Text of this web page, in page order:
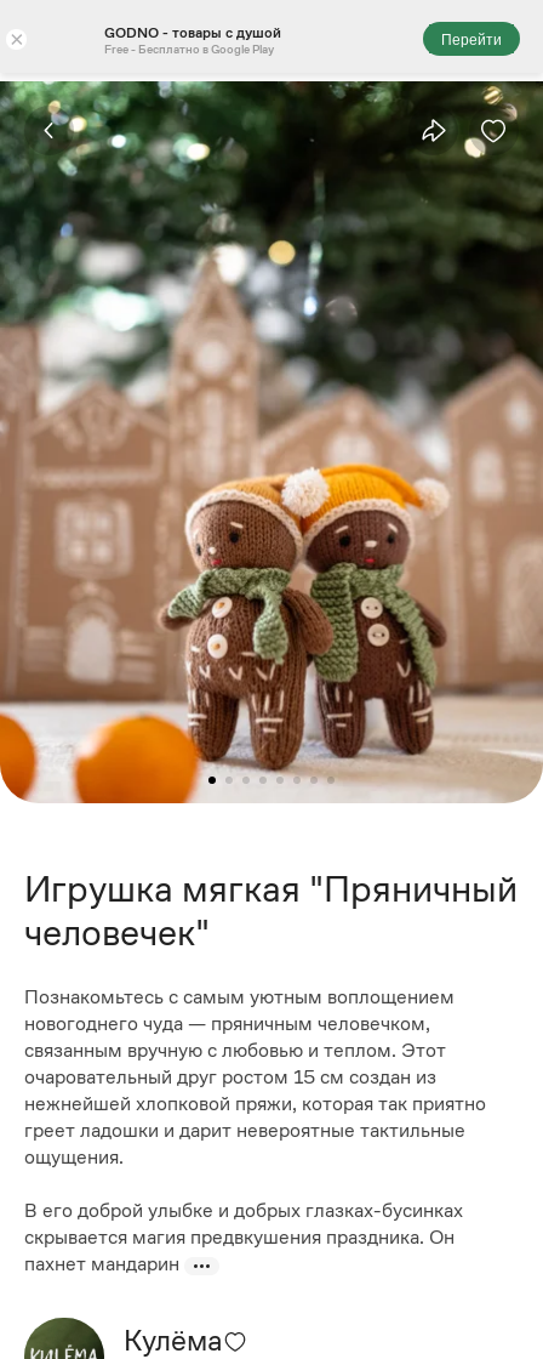
× GODNO - товары с душой
Free - Бесплатно в Google Play
Перейти
Игрушка мягкая "Пряничный
человечек"
Познакомьтесь с самым уютным воплощением
новогоднего чуда — пряничным человечком,
связанным вручную с любовью и теплом. Этот
очаровательный друг ростом 15 см создан из
нежнейшей хлопковой пряжи, которая так приятно
греет ладошки и дарит невероятные тактильные
ощущения.
В его доброй улыбке и добрых глазках-бусинках
скрывается магия предвкушения праздника. Он
пахнет мандарин
Кулёма